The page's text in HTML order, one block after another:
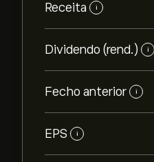
Receita i
Dividendo (rend.) i
Fecho anterior i
EPS i